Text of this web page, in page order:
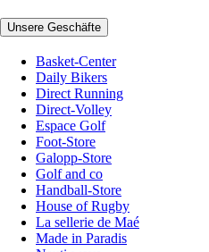
Unsere Geschäfte
Basket-Center
Daily Bikers
Direct Running
Direct-Volley
Espace Golf
Foot-Store
Galopp-Store
Golf and co
Handball-Store
House of Rugby
La sellerie de Maé
Made in Paradis